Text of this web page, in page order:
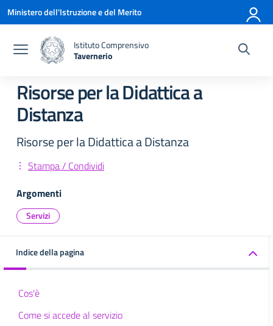
Vai ai contenuti
Vai al menu di navigazione
Vai al footer
Ministero dell'Istruzione e del Merito
Istituto Comprensivo
Tavernerio
Risorse per la Didattica a
Distanza
Risorse per la Didattica a Distanza
Stampa / Condividi
Argomenti
Servizi
Indice della pagina
Cos'è
Come si accede al servizio